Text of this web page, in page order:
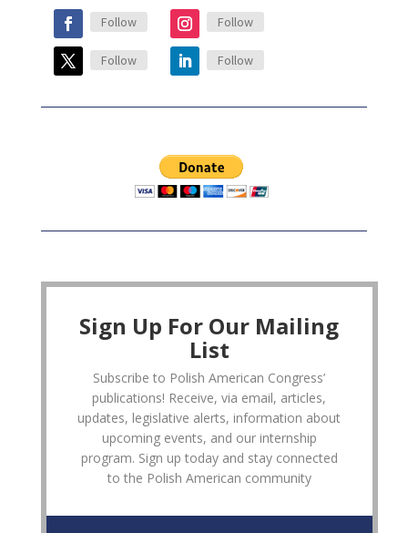
Follow Follow
Follow Follow
Sign Up For Our Mailing
List
Subscribe to Polish American Congress’
publications! Receive, via email, articles,
updates, legislative alerts, information about
upcoming events, and our internship
program. Sign up today and stay connected
to the Polish American community